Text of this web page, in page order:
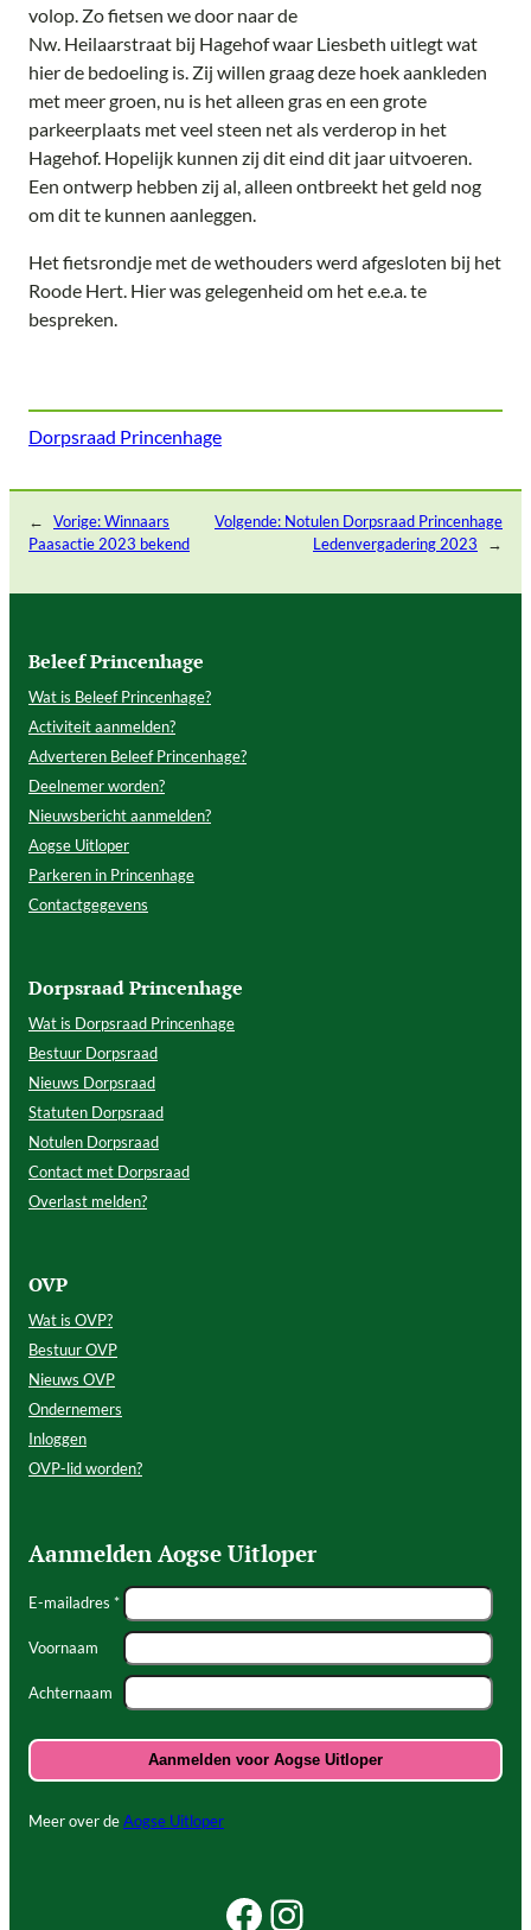
volop. Zo fietsen we door naar de
Nw. Heilaarstraat bij Hagehof waar Liesbeth uitlegt wat
hier de bedoeling is. Zij willen graag deze hoek aankleden
met meer groen, nu is het alleen gras en een grote
parkeerplaats met veel steen net als verderop in het
Hagehof. Hopelijk kunnen zij dit eind dit jaar uitvoeren.
Een ontwerp hebben zij al, alleen ontbreekt het geld nog
om dit te kunnen aanleggen.
Het fietsrondje met de wethouders werd afgesloten bij het
Roode Hert. Hier was gelegenheid om het e.e.a. te
bespreken.
Dorpsraad Princenhage
← Vorige:Winnaars
Paasactie 2023 bekend
Volgende: Notulen Dorpsraad Princenhage
Ledenvergadering 2023
→
Beleef Princenhage
Wat is Beleef Princenhage?
Activiteit aanmelden?
Adverteren Beleef Princenhage?
Deelnemer worden?
Nieuwsbericht aanmelden?
Aogse Uitloper
Parkeren in Princenhage
Contactgegevens
Dorpsraad Princenhage
Wat is Dorpsraad Princenhage
Bestuur Dorpsraad
Nieuws Dorpsraad
Statuten Dorpsraad
Notulen Dorpsraad
Contact met Dorpsraad
Overlast melden?
OVP
Wat is OVP?
Bestuur OVP
Nieuws OVP
Ondernemers
Inloggen
OVP-lid worden?
Aanmelden Aogse Uitloper
E-mailadres *
Voornaam
Achternaam
Meer over deAogse Uitloper
Facebook Beleef Princenhage
Instagram Beleef Princenhage